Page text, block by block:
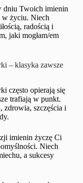
dniu Twoich imienin
w życiu. Niech
radością i
jaki mogłam/em
– klasyka zawsze
często opierają się
trafiają w punkt.
zdrowia, szczęścia i
imienin życzę Ci
Niech
a sukcesy